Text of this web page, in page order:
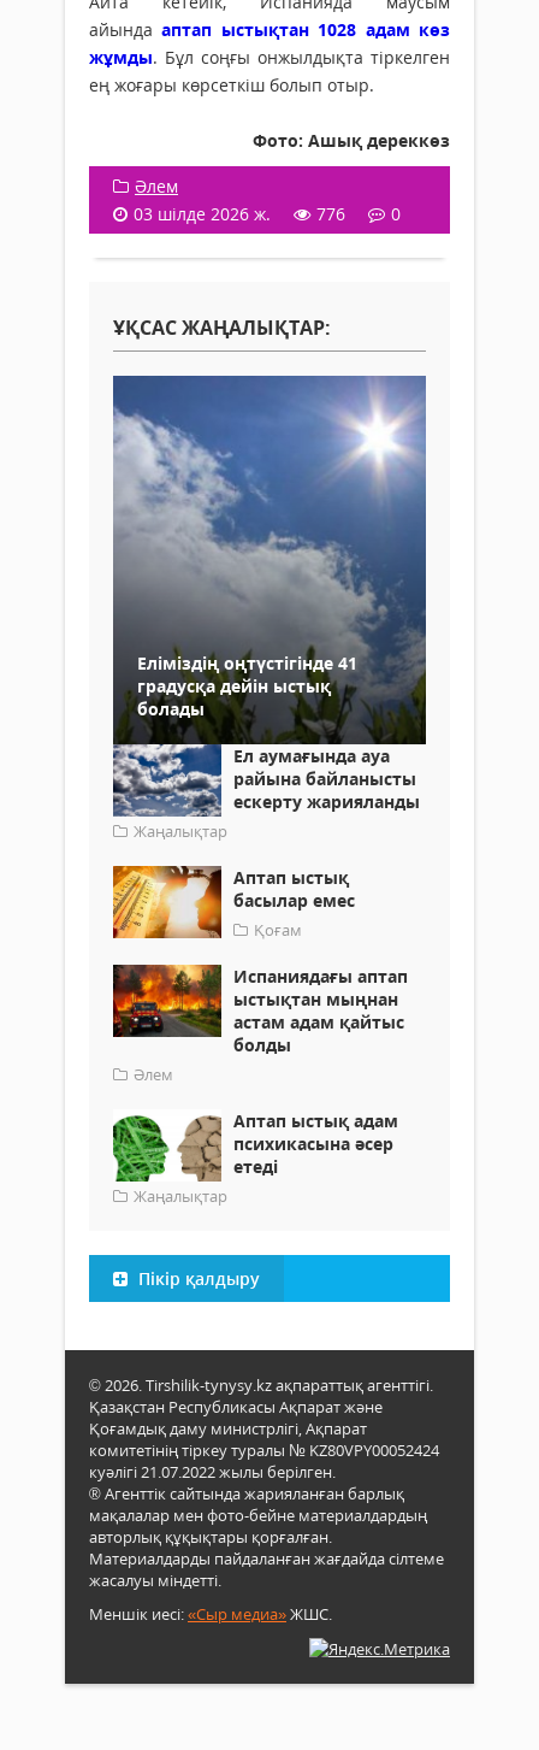
айындааптап ыстықтан 1028 адам көз
жұмды. Бұл соңғы онжылдықта тіркелген
ең жоғары көрсеткіш болып отыр.
Фото: Ашық дереккөз
Әлем
03 шілде 2026 ж.
776 0
ҰҚСАС ЖАҢАЛЫҚТАР:
Еліміздің оңтүстігінде 41
градусқа дейін ыстық
болады
Ел аумағында ауа
райына байланысты
ескерту жарияланды
Жаңалықтар
Аптап ыстық
басылар емес
Қоғам
Испаниядағы аптап
ыстықтан мыңнан
астам адам қайтыс
болды
Әлем
Аптап ыстық адам
психикасына әсер
етеді
Жаңалықтар
Пікір қалдыру
© 2026. Tirshilik-tynysy.kz ақпараттық агенттігі.
Қазақстан Республикасы Ақпарат және
Қоғамдық даму министрлігі, Ақпарат
комитетінің тіркеу туралы № KZ80VPY00052424
куәлігі 21.07.2022 жылы берілген.
® Агенттік сайтында жарияланған барлық
мақалалар мен фото-бейне материалдардың
авторлық құқықтары қорғалған.
Материалдарды пайдаланған жағдайда сілтеме
жасалуы міндетті.
Меншік иесі:«Сыр медиа»ЖШС.